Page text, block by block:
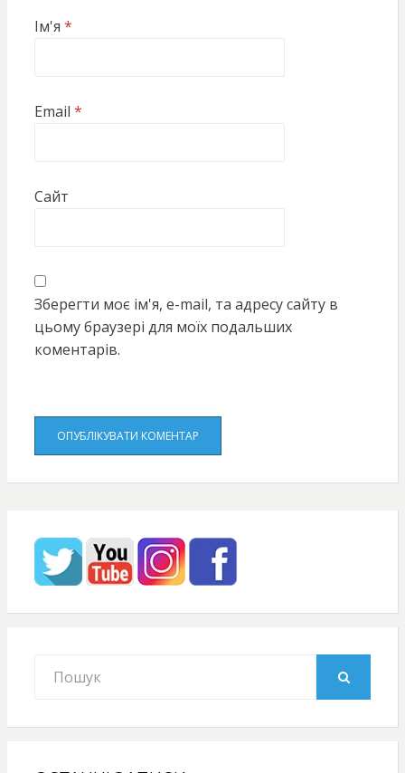
Ім'я *
Email *
Сайт
Зберегти моє ім'я, e-mail, та адресу сайту в
цьому браузері для моїх подальших
коментарів.
for: